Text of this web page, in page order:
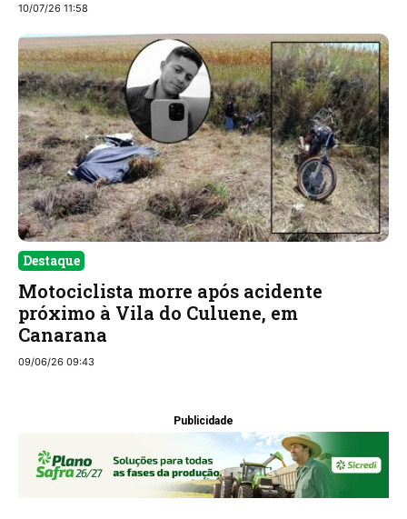
10/07/26 11:58
Destaque
Motociclista morre após acidente
próximo à Vila do Culuene, em
Canarana
09/06/26 09:43
Publicidade